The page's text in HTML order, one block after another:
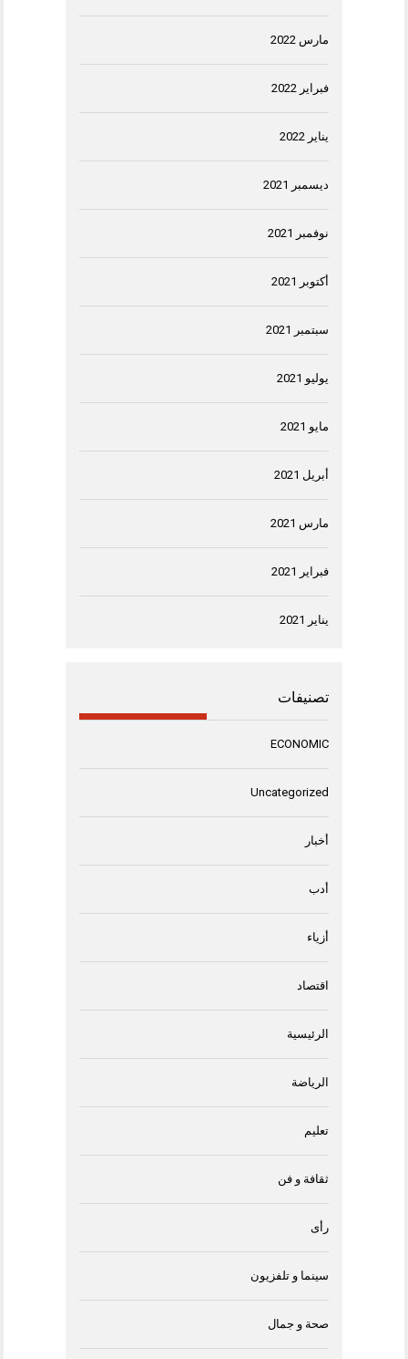
مارس 2022
فبراير 2022
يناير 2022
ديسمبر 2021
نوفمبر 2021
أكتوبر 2021
سبتمبر 2021
يوليو 2021
مايو 2021
أبريل 2021
مارس 2021
فبراير 2021
يناير 2021
تصنيفات
ECONOMIC
Uncategorized
أخبار
أدب
أزياء
اقتصاد
الرئيسية
الرياضة
تعليم
ثقافة و فن
رأى
سينما و تلفزيون
صحة و جمال